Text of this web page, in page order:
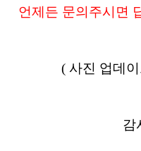
언제든 문의주시면
( 사진 업데
감